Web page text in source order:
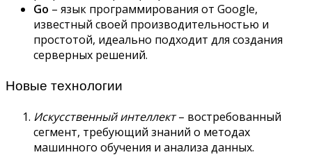
Go – язык программирования от Google,
известный своей производительностью и
простотой, идеально подходит для создания
серверных решений.
Новые технологии
Искусственный интеллект– востребованный
сегмент, требующий знаний о методах
машинного обучения и анализа данных.